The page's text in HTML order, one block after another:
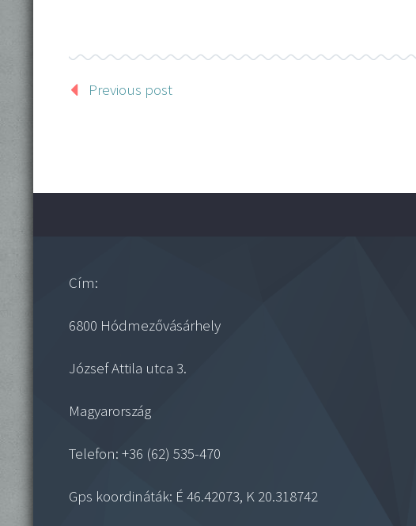
Previous post
Cím:
6800 Hódmezővásárhely
József Attila utca 3.
Magyarország
Telefon: +36 (62) 535-470
Gps koordináták: É 46.42073, K 20.318742